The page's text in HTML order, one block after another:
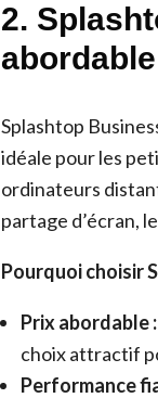
2.
Splashtop
idéale pour les
ordinateurs
partage d’écran,
Pourquoi choisir
Prix abordable :
choix attractif
Performance